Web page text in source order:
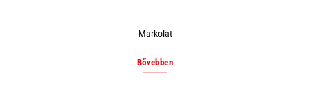
Markolat
Bővebben